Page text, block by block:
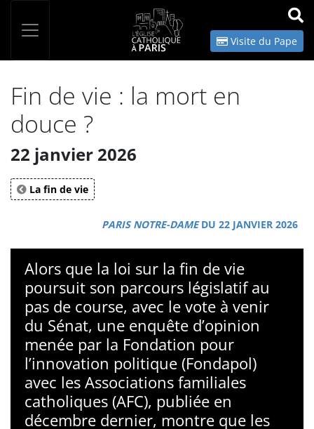
OK
Visite du Pape
Fin de vie : la mort en
douce ?
22 janvier 2026
La fin de vie
PARIS NOTRE-DAMEDU 22 JANVIER 2026
Alors que la loi sur la fin de vie
poursuit son parcours législatif au
pas de course, avec le vote à venir
du Sénat, une enquête d’opinion
menée par la Fondation pour
l’innovation politique (Fondapol)
avec les Associations familiales
catholiques (AFC), publiée en
décembre dernier, montre que les
Panneau de gestion des cookies